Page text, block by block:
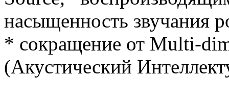
насыщенность звучания
* сокращение от Multi-
(Акустический